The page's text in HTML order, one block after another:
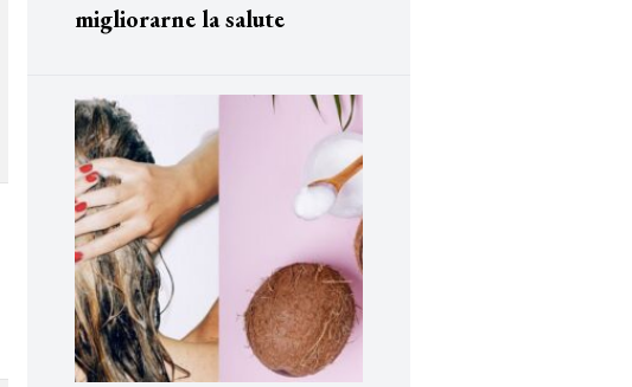
migliorarne la salute